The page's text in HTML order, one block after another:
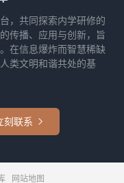
，共同探索内学研修的
传播、应用与创新，旨
在信息爆炸而智慧稀缺
类文明和谐共处的基
刻联系 
网站地图